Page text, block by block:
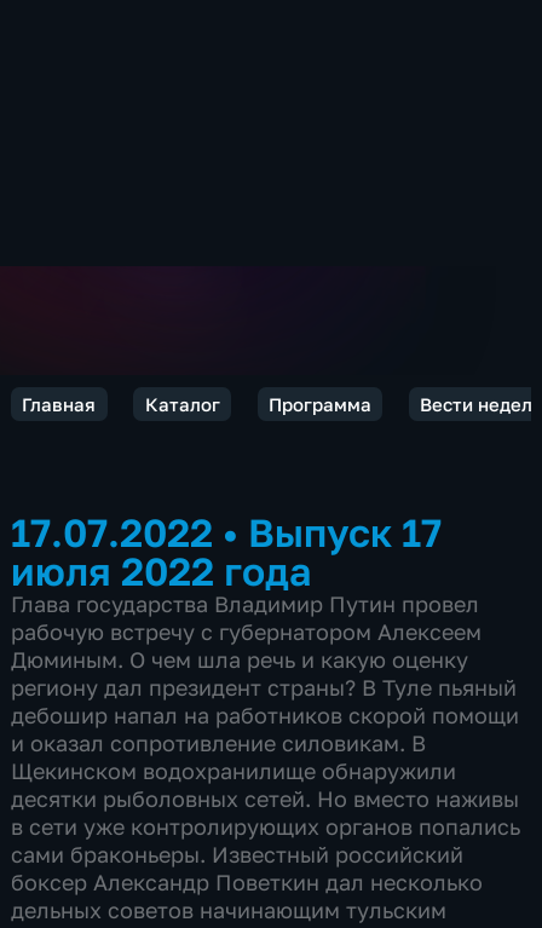
Главная Каталог Программа Вести
17.07.2022 • Выпуск 17
июля 2022 года
Глава государства Владимир Путин провел
рабочую встречу с губернатором Алексеем
Дюминым. О чем шла речь и какую оценку
региону дал президент страны? В Туле пьяный
дебошир напал на работников скорой помощи
и оказал сопротивление силовикам. В
Щекинском водохранилище обнаружили
десятки рыболовных сетей. Но вместо наживы
в сети уже контролирующих органов попались
сами браконьеры. Известный российский
боксер Александр Поветкин дал несколько
дельных советов начинающим тульским